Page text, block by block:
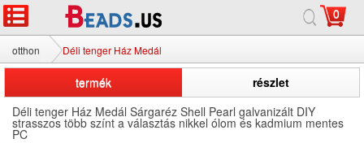
0
otthon Déli tenger Ház Medál
termék
részlet
Déli tenger Ház Medál Sárgaréz Shell Pearl galvanizált DIY
strasszos több színt a választás nikkel ólom és kadmium mentes
PC